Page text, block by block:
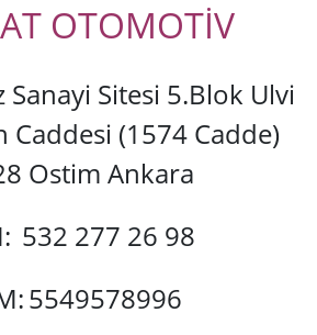
OTOMOTİV
Sanayi Sitesi 5.Blok Ulvi
Caddesi (1574 Cadde)
Ostim Ankara
532 277 26 98
5549578996